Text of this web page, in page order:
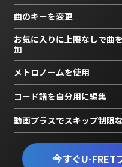
今すぐU-FRET
曲のキーを変更
お気に入りに上限なしで曲
加
メトロノームを使用
コード譜を自分用に編集
動画プラスでスキップ制限